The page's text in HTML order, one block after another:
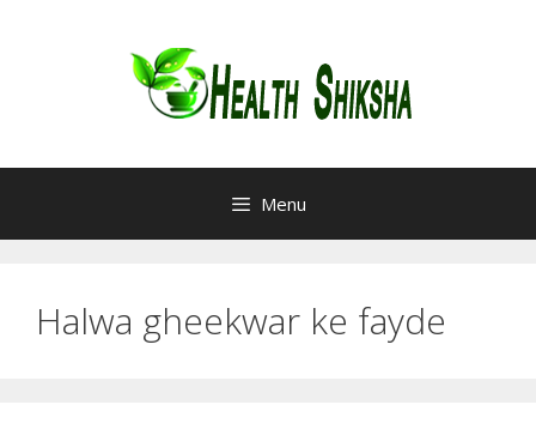
Menu
Halwa gheekwar ke fayde